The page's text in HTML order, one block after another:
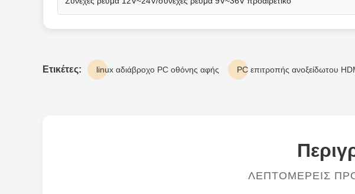
Ετικέτες: linux αδιάβροχο PC οθόνης αφής PC επιτροπής ανοξείδωτου
ΛΕΠΤΟΜΕΡΕΊΣ